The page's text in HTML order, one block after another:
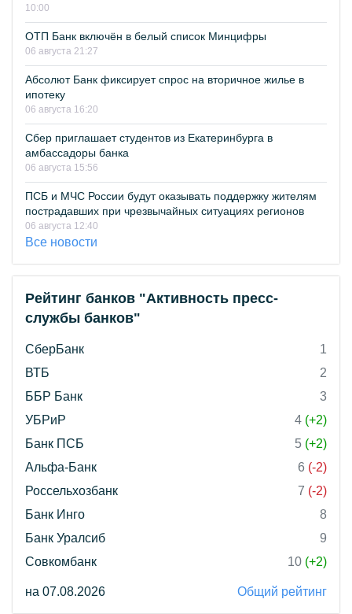
10:00
ОТП Банк включён в белый список Минцифры
06 августа 21:27
Абсолют Банк фиксирует спрос на вторичное жилье в
ипотеку
06 августа 16:20
Сбер приглашает студентов из Екатеринбурга в
амбассадоры банка
06 августа 15:56
ПСБ и МЧС России будут оказывать поддержку жителям
пострадавших при чрезвычайных ситуациях регионов
06 августа 12:40
Все новости
Рейтинг банков "Активность пресс-
службы банков"
СберБанк
1
ВТБ
2
ББР Банк
3
УБРиР
4 (+2)
Банк ПСБ
5 (+2)
Альфа-Банк
6 (-2)
Россельхозбанк
7 (-2)
Банк Инго
8
Банк Уралсиб
9
Совкомбанк
10 (+2)
на 07.08.2026 Общий рейтинг